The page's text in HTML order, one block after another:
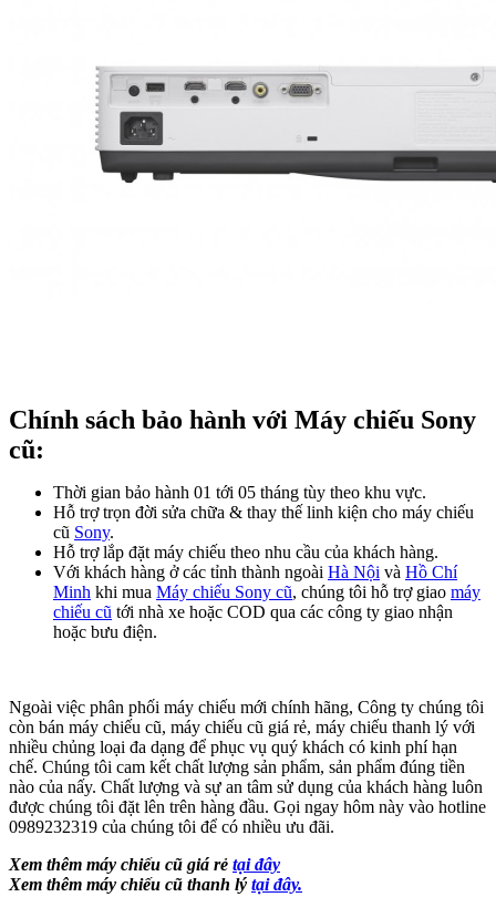
Chính sách bảo hành với Máy chiếu Sony
cũ:
Thời gian bảo hành 01 tới 05 tháng tùy theo khu vực.
Hỗ trợ trọn đời sửa chữa & thay thế linh kiện cho máy chiếu
cũ Sony.
Hỗ trợ lắp đặt máy chiếu theo nhu cầu của khách hàng.
Với khách hàng ở các tỉnh thành ngoài Hà Nội và Hồ Chí
Minh khi mua Máy chiếu Sony cũ, chúng tôi hỗ trợ giao máy
chiếu cũ tới nhà xe hoặc COD qua các công ty giao nhận
hoặc bưu điện.
Ngoài việc phân phối máy chiếu mới chính hãng, Công ty chúng tôi
còn bán máy chiếu cũ, máy chiếu cũ giá rẻ, máy chiếu thanh lý với
nhiều chủng loại đa dạng để phục vụ quý khách có kinh phí hạn
chế. Chúng tôi cam kết chất lượng sản phẩm, sản phẩm đúng tiền
nào của nấy. Chất lượng và sự an tâm sử dụng của khách hàng luôn
được chúng tôi đặt lên trên hàng đầu. Gọi ngay hôm này vào hotline
0989232319 của chúng tôi để có nhiều ưu đãi.
Xem thêm máy chiếu cũ giá rẻ tại đây
Xem thêm máy chiếu cũ thanh lý tại đây.